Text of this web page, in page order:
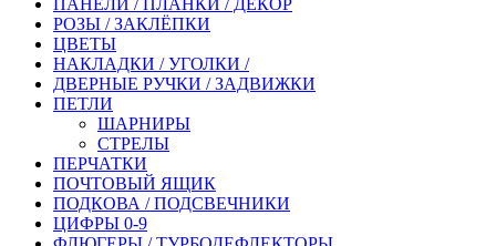
ПАНЕЛИ / ПЛАНКИ / ДЕКОР
РОЗЫ / ЗАКЛЁПКИ
ЦВЕТЫ
НАКЛАДКИ / УГОЛКИ /
ДВЕРНЫЕ РУЧКИ / ЗАДВИЖКИ
ПЕТЛИ
ШАРНИРЫ
СТРЕЛЫ
ПЕРЧАТКИ
ПОЧТОВЫЙ ЯЩИК
ПОДКОВА / ПОДСВЕЧНИКИ
ЦИФРЫ 0-9